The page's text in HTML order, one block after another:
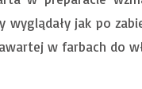
jak po
w farbach do